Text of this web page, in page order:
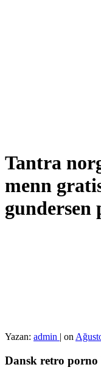
Tantra
menn
gundersen
Yazan: admin | on
Dansk retro porno